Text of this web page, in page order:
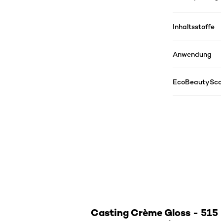
Inhaltsstoffe
Anwendung
Casting Crème Gloss - 515